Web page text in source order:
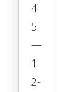
4
5
—
1
2-